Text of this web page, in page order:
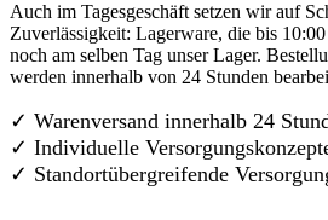
Auch im Tagesgeschäft setzen wir auf
Zuverlässigkeit: Lagerware, die bis
noch am selben Tag unser Lager.
werden innerhalb von 24 Stunden
✓ Warenversand innerhalb 24
✓ Individuelle
✓ Standortübergreifende